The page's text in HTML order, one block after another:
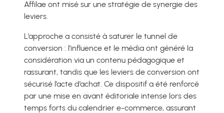
Affilae ont misé sur une stratégie de synergie des
leviers.
L’approche a consisté à saturer le tunnel de
conversion : l’influence et le média ont généré la
considération via un contenu pédagogique et
rassurant, tandis que les leviers de conversion ont
sécurisé l’acte d’achat. Ce dispositif a été renforcé
par une mise en avant éditoriale intense lors des
temps forts du calendrier e-commerce, assurant